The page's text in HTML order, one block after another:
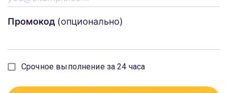
Промокод (опционально)
Срочное выполнение за 24 часа